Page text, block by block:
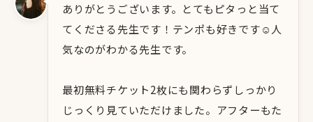
ありがとうございます。とてもピタっと当て
てくださる先生です！テンポも好きです☺️人
気なのがわかる先生です。
最初無料チケット2枚にも関わらずしっかり
じっくり見ていただけました。アフターもた